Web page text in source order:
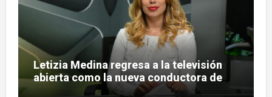
Letizia Medina regresa a la televisión
abierta como la nueva conductora de
«Pulso Urbano»